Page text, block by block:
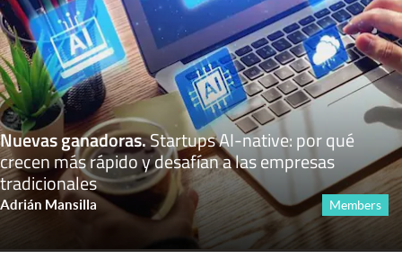
Nuevas ganadoras.Startups AI-native: por qué
crecen más rápido y desafían a las empresas
tradicionales
Adrián Mansilla Members